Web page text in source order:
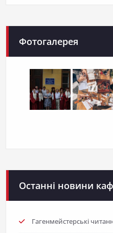
Фотогалерея
Останні новини
Гагенмейстерські